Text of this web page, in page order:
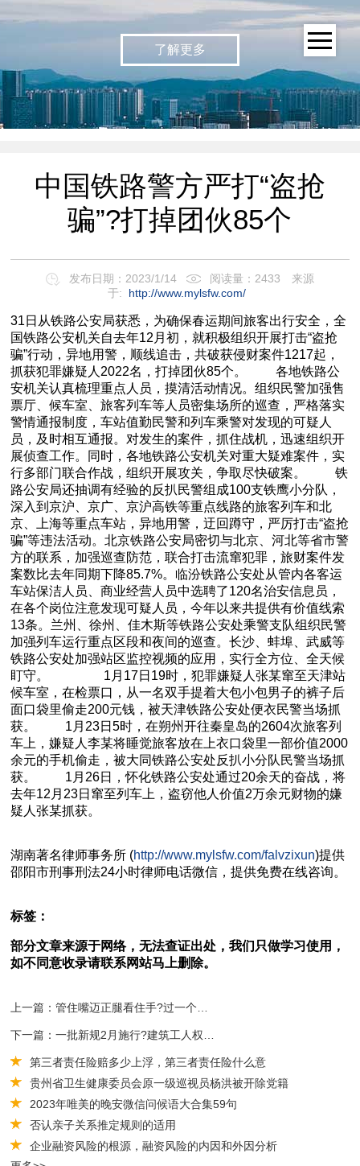
了解更多
中国铁路警方严打“盗抢
骗”?打掉团伙85个
发布日期：2023/1/14 阅读量：2433
来源
于: http://www.mylsfw.com/
31日从铁路公安局获悉，为确保春运期间旅客出行安全，全
国铁路公安机关自去年12月初，就积极组织开展打击“盗抢
骗”行动，异地用警，顺线追击，共破获侵财案件1217起，
抓获犯罪嫌疑人2022名，打掉团伙85个。 各地铁路公
安机关认真梳理重点人员，摸清活动情况。组织民警加强售
票厅、候车室、旅客列车等人员密集场所的巡查，严格落实
警情通报制度，车站值勤民警和列车乘警对发现的可疑人
员，及时相互通报。对发生的案件，抓住战机，迅速组织开
展侦查工作。同时，各地铁路公安机关对重大疑难案件，实
行多部门联合作战，组织开展攻关，争取尽快破案。 铁
路公安局还抽调有经验的反扒民警组成100支铁鹰小分队，
深入到京沪、京广、京沪高铁等重点线路的旅客列车和北
京、上海等重点车站，异地用警，迂回蹲守，严厉打击“盗抢
骗”等违法活动。北京铁路公安局密切与北京、河北等省市警
方的联系，加强巡查防范，联合打击流窜犯罪，旅财案件发
案数比去年同期下降85.7%。临汾铁路公安处从管内各客运
车站保洁人员、商业经营人员中选聘了120名治安信息员，
在各个岗位注意发现可疑人员，今年以来共提供有价值线索
13条。兰州、徐州、佳木斯等铁路公安处乘警支队组织民警
加强列车运行重点区段和夜间的巡查。长沙、蚌埠、武威等
铁路公安处加强站区监控视频的应用，实行全方位、全天候
盯守。 1月17日19时，犯罪嫌疑人张某窜至天津站
候车室，在检票口，从一名双手提着大包小包男子的裤子后
面口袋里偷走200元钱，被天津铁路公安处便衣民警当场抓
获。 1月23日5时，在朔州开往秦皇岛的2604次旅客列
车上，嫌疑人李某将睡觉旅客放在上衣口袋里一部价值2000
余元的手机偷走，被大同铁路公安处反扒小分队民警当场抓
获。 1月26日，怀化铁路公安处通过20余天的奋战，将
去年12月23日窜至列车上，盗窃他人价值2万余元财物的嫌
疑人张某抓获。
湖南著名律师事务所 (http://www.mylsfw.com/falvzixun)提供
邵阳市刑事刑法24小时律师电话微信，提供免费在线咨询。
标签：
部分文章来源于网络，无法查证出处，我们只做学习使用，
如不同意收录请联系网站马上删除。
第三者责任险赔多少上浮，第三者责任险什么意
贵州省卫生健康委员会原一级巡视员杨洪被开除党籍
2023年唯美的晚安微信问候语大合集59句
否认亲子关系推定规则的适用
企业融资风险的根源，融资风险的内因和外因分析